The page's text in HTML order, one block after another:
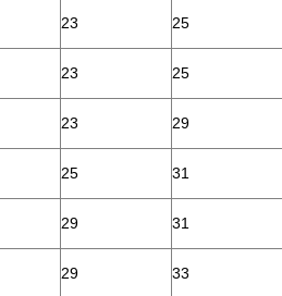
23 25
23 25
23 29
25 31
29 31
29 33